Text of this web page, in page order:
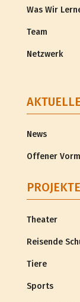
Was Wir
Team
Netzwerk
News
Offener
PROJEKTE
Theater
Reisende
Tiere
Sports